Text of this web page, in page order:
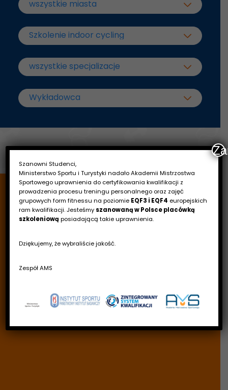
Szanowni Studenci,
Ministerstwo Sportu i Turystyki nadało Akademii Mistrzostwa
Sportowego uprawnienia do certyfikowania kwalifikacji z
prowadzenia procesu treningu personalnego oraz zajęć
grupowych form fitnessu na poziomie EQF3 i EQF4 europejskich
ram kwalifikacji. Jesteśmy szanowaną w Polsce placówką
szkoleniową posiadającą takie uprawnienia.
Dziękujemy, że wybraliście jakość.
Zespół AMS